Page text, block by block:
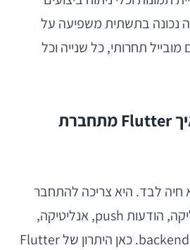
בתשתית משפיעה על
מובייל תחרותי, כל שנייה וכל
אינטגרציות: איך Flutter מתחברת
חיה לבד. היא צריכה להתחבר
לזהות משתמשים, סליקה, הודעות push, אנליטיקה,
מערכות שיווק ושירותי backend. כאן היתרון של Flutter